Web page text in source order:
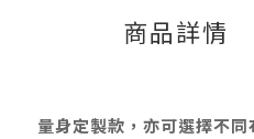
商品詳情
量身定製款，亦可選擇不同